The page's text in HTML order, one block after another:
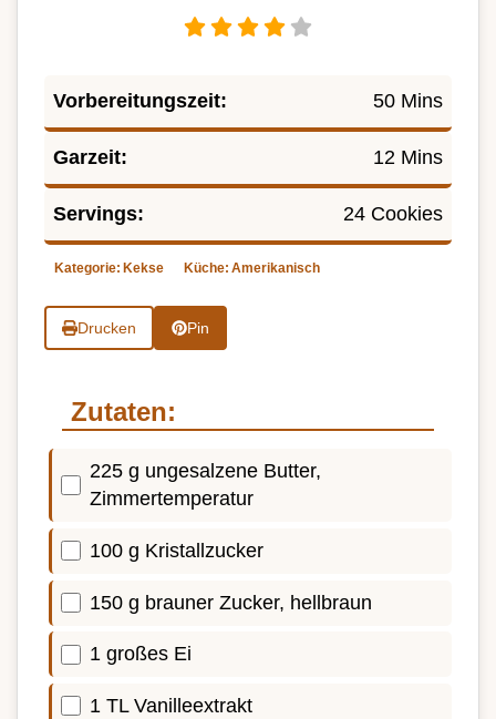
Vorbereitungszeit: 50 Mins
Garzeit: 12 Mins
Servings: 24 Cookies
Kategorie: Kekse Küche: Amerikanisch
Drucken Pin
Zutaten:
225 g ungesalzene Butter,
Zimmertemperatur
100 g Kristallzucker
150 g brauner Zucker, hellbraun
1 großes Ei
1 TL Vanilleextrakt